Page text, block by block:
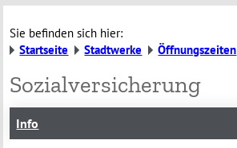
Sie befinden sich hier:
Startseite
Stadtwerke Öffnungszeiten
Sozialversicherung
Info